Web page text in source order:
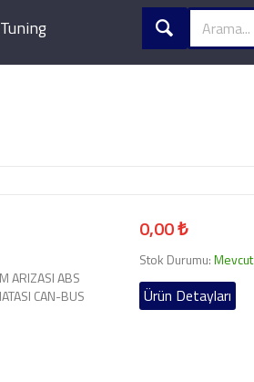
Tuning
ARIZASI ABS
CAN-BUS
0,00 ₺
Stok Durumu:Mevcut
Ürün Detayları